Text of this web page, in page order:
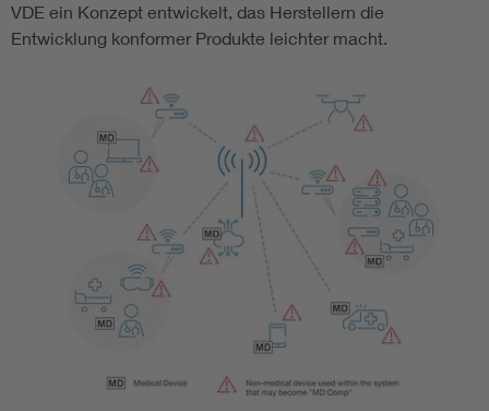
VDE ein Konzept entwickelt, das Herstellern die
Entwicklung konformer Produkte leichter macht.